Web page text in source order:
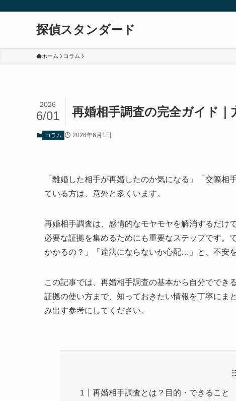
探偵スタンダード
ホーム コラム
再婚相手調査の完全ガイド｜
2026
6/01
コラム 2026年6月1日
「離婚した相手が再婚したのか気になる」「交際
ている方は、意外と多くいます。
再婚相手調査は、感情的なモヤモヤを解消するだけ
必要な証拠を集めるためにも重要なステップです。
かかるの？」「違法にならないか心配…」と、不安
この記事では、再婚相手調査の基本から自分ででき
証拠の使い方まで、知っておきたい情報を丁寧にま
み出す参考にしてください。
再婚相手調査とは？目的・できること